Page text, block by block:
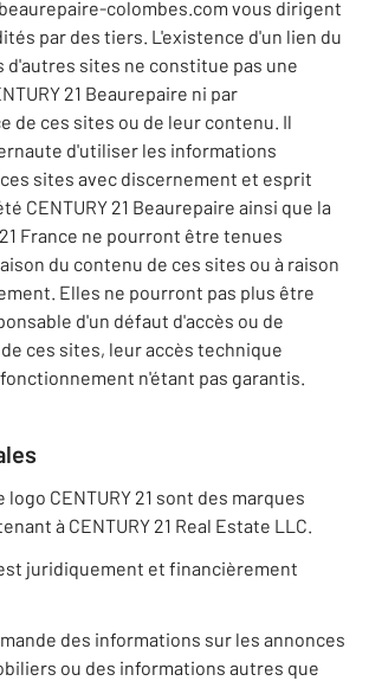
colombes.com vous dirigent
par des tiers. L'existence d'un lien du
d'autres sites ne constitue pas une
21 Beaurepaire ni par
de ces sites ou de leur contenu. Il
d'utiliser les informations
sites avec discernement et esprit
CENTURY 21 Beaurepaire ainsi que la
France ne pourront être tenues
du contenu de ces sites ou à raison
Elles ne pourront pas plus être
d'un défaut d'accès ou de
ces sites, leur accès technique
n'étant pas garantis.
logo CENTURY 21 sont des marques
à CENTURY 21 Real Estate LLC.
juridiquement et financièrement
des informations sur les annonces
ou des informations autres que